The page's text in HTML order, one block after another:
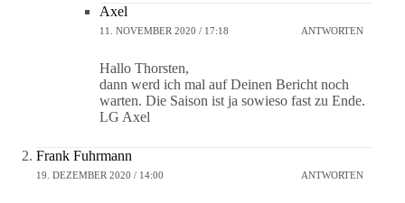
Axel
11. NOVEMBER 2020 / 17:18 ANTWORTEN
Hallo Thorsten,
dann werd ich mal auf Deinen Bericht noch
warten. Die Saison ist ja sowieso fast zu Ende.
LG Axel
Frank Fuhrmann
19. DEZEMBER 2020 / 14:00 ANTWORTEN